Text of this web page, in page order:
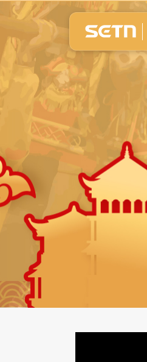
白沙屯媽祖進香